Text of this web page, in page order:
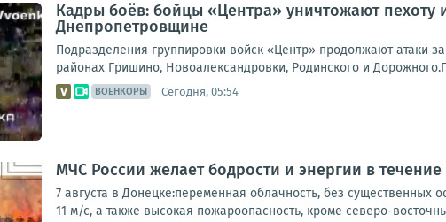
Кадры боёв: бойцы «Центра» уничтожают пехоту
Днепропетровщине
Подразделения группировки войск «Центр» продолжают атаки
районах Гришино, Новоалександровки, Родинского и
ВОЕНКОРЫ Сегодня, 05:54
МЧС России желает бодрости и энергии в течение
7 августа в Донецке:переменная облачность, без
11 м/с, а также высокая пожароопасность, кроме северо-